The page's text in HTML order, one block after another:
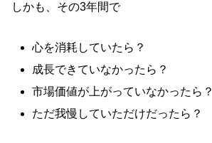
しかも、その3年間で
心を消耗していたら？
成長できていなかったら？
市場価値が上がっていなかったら？
ただ我慢していただけだったら？